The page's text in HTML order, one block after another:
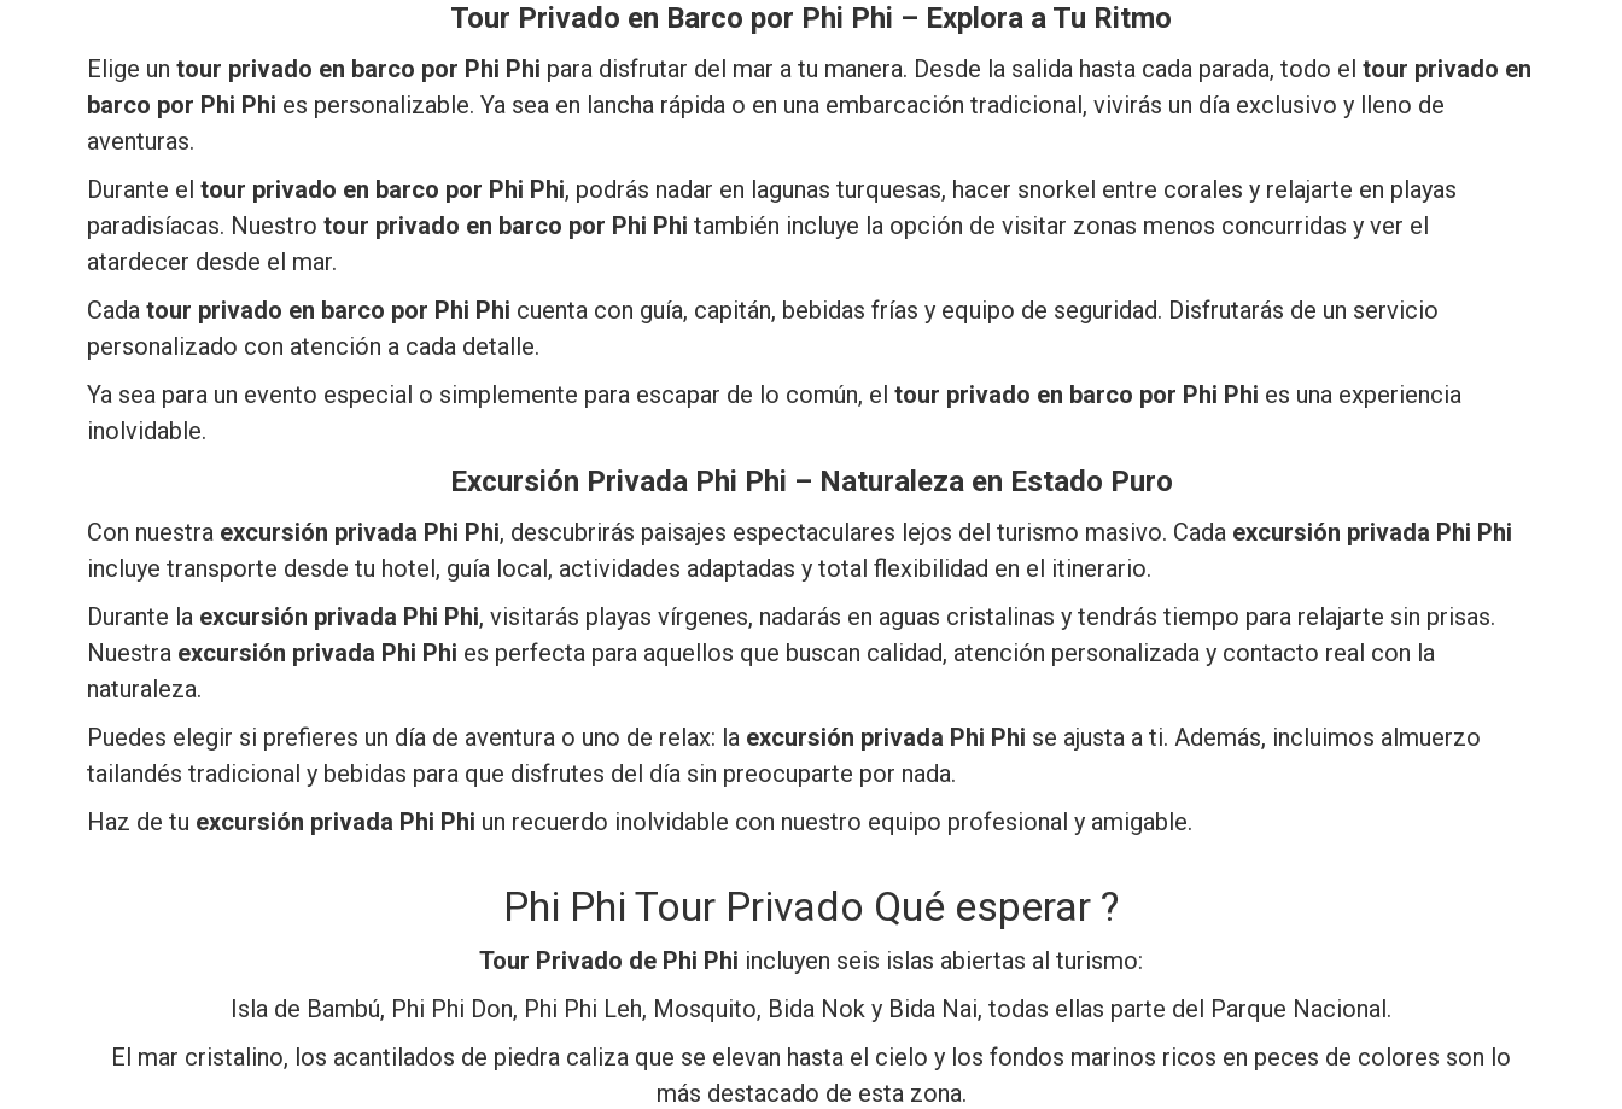
Tour Privado en Barco por Phi Phi – Explora a Tu Ritmo
Elige un tour privado en barco por Phi Phi para disfrutar del mar a tu manera. Desde la salida hasta cada parada, todo el tour privado en
barco por Phi Phi es personalizable. Ya sea en lancha rápida o en una embarcación tradicional, vivirás un día exclusivo y lleno de
aventuras.
Durante el tour privado en barco por Phi Phi, podrás nadar en lagunas turquesas, hacer snorkel entre corales y relajarte en playas
paradisíacas. Nuestro tour privado en barco por Phi Phi también incluye la opción de visitar zonas menos concurridas y ver el
atardecer desde el mar.
Cada tour privado en barco por Phi Phi cuenta con guía, capitán, bebidas frías y equipo de seguridad. Disfrutarás de un servicio
personalizado con atención a cada detalle.
Ya sea para un evento especial o simplemente para escapar de lo común, el tour privado en barco por Phi Phi es una experiencia
inolvidable.
Excursión Privada Phi Phi – Naturaleza en Estado Puro
Con nuestra excursión privada Phi Phi, descubrirás paisajes espectaculares lejos del turismo masivo. Cada excursión privada Phi Phi
incluye transporte desde tu hotel, guía local, actividades adaptadas y total flexibilidad en el itinerario.
Durante la excursión privada Phi Phi, visitarás playas vírgenes, nadarás en aguas cristalinas y tendrás tiempo para relajarte sin prisas.
Nuestra excursión privada Phi Phi es perfecta para aquellos que buscan calidad, atención personalizada y contacto real con la
naturaleza.
Puedes elegir si prefieres un día de aventura o uno de relax: la excursión privada Phi Phi se ajusta a ti. Además, incluimos almuerzo
tailandés tradicional y bebidas para que disfrutes del día sin preocuparte por nada.
Haz de tu excursión privada Phi Phi un recuerdo inolvidable con nuestro equipo profesional y amigable.
Phi Phi Tour Privado Qué esperar ?
Tour Privado de Phi Phi incluyen seis islas abiertas al turismo:
Isla de Bambú, Phi Phi Don, Phi Phi Leh, Mosquito, Bida Nok y Bida Nai, todas ellas parte del Parque Nacional.
El mar cristalino, los acantilados de piedra caliza que se elevan hasta el cielo y los fondos marinos ricos en peces de colores son lo
más destacado de esta zona.